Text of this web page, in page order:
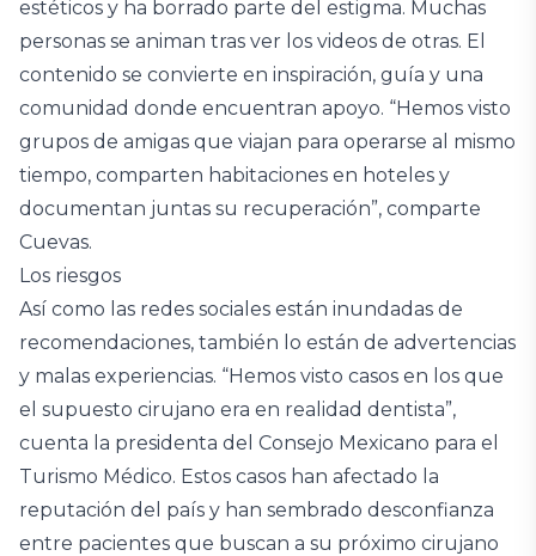
estéticos y ha borrado parte del estigma. Muchas
personas se animan tras ver los videos de otras. El
contenido se convierte en inspiración, guía y una
comunidad donde encuentran apoyo. “Hemos visto
grupos de amigas que viajan para operarse al mismo
tiempo, comparten habitaciones en hoteles y
documentan juntas su recuperación”, comparte
Cuevas.
Los riesgos
Así como las redes sociales están inundadas de
recomendaciones, también lo están de advertencias
y malas experiencias. “Hemos visto casos en los que
el supuesto cirujano era en realidad dentista”,
cuenta la presidenta del Consejo Mexicano para el
Turismo Médico. Estos casos han afectado la
reputación del país y han sembrado desconfianza
entre pacientes que buscan a su próximo cirujano